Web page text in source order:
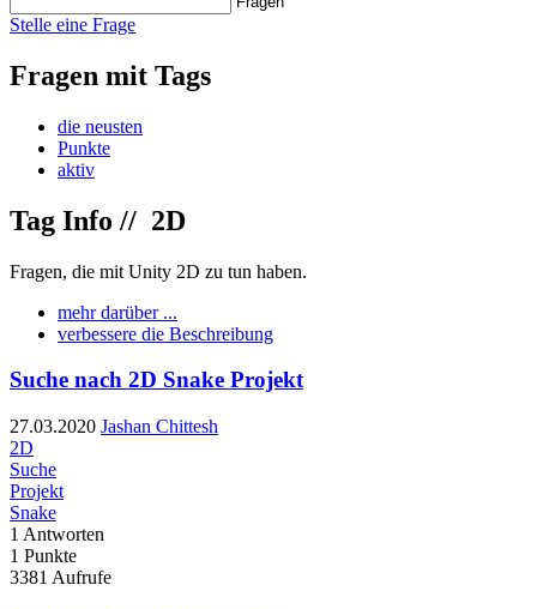
Stelle eine Frage
Fragen mit Tags
die neusten
Punkte
aktiv
Tag Info // 2D
Fragen, die mit Unity 2D zu tun haben.
mehr darüber ...
verbessere die Beschreibung
Suche nach 2D Snake Projekt
27.03.2020 Jashan Chittesh
2D
Suche
Projekt
Snake
1 Antworten
1 Punkte
3381 Aufrufe